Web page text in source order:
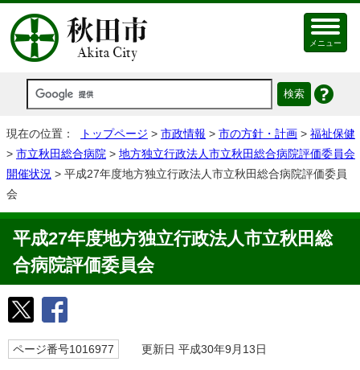
メニュー
現在の位置： トップページ > 市政情報 > 市の方針・計画 > 福祉保健
> 市立秋田総合病院 > 地方独立行政法人市立秋田総合病院評価委員会
開催状況 > 平成27年度地方独立行政法人市立秋田総合病院評価委員
会
平成27年度地方独立行政法人市立秋田総
合病院評価委員会
ページ番号1016977 更新日 平成30年9月13日